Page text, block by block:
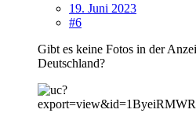
19. Juni 2023
#6
Gibt es keine Fotos in der
Deutschland?